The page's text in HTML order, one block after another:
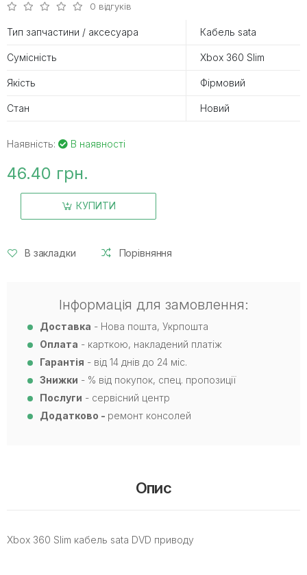
0 відгуків
Тип запчастини / аксесуара Кабель sata
Сумісність Xbox 360 Slim
Якість Фірмовий
Стан Новий
Наявність: В наявності
46.40 грн.
КУПИТИ
В закладки Порівняння
Інформація для замовлення:
Доставка - Нова пошта, Укрпошта
Оплата - карткою, накладений платіж
Гарантія - від 14 днів до 24 міс.
Знижки - % від покупок, спец. пропозиції
Послуги - сервісний центр
Додатково - ремонт консолей
Опис
Xbox 360 Slim кабель sata DVD приводу